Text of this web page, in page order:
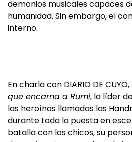
demonios musicales capaces
humanidad. Sin embargo, el
interno.
En charla con DIARIO DE CUYO,
que encarna a Rumi, la líder
las heroínas llamadas las
durante toda la puesta en
batalla con los chicos, su